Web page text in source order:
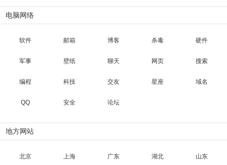
电脑网络
软件 邮箱 博客 杀毒 硬件
军事 壁纸 聊天 网页 搜索
编程 科技 交友 星座 域名
QQ 安全 论坛
地方网站
北京 上海 广东 湖北 山东